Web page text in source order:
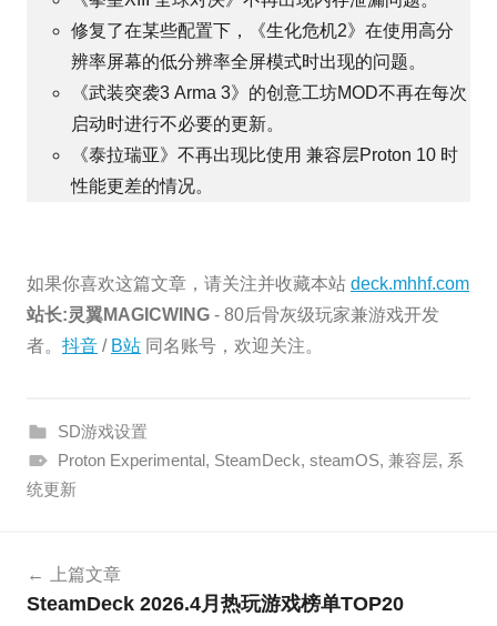
修复了在某些配置下，《生化危机2》在使用高分
辨率屏幕的低分辨率全屏模式时出现的问题。
《武装突袭3 Arma 3》的创意工坊MOD不再在每次
启动时进行不必要的更新。
《泰拉瑞亚》不再出现比使用 兼容层Proton 10 时
性能更差的情况。
如果你喜欢这篇文章，请关注并收藏本站 deck.mhhf.com
站长:灵翼MAGICWING - 80后骨灰级玩家兼游戏开发
者。 抖音 / B站 同名账号，欢迎关注。
SD游戏设置
Proton Experimental, SteamDeck, steamOS, 兼容层, 系
统更新
上篇文章
SteamDeck 2026.4月热玩游戏榜单TOP20